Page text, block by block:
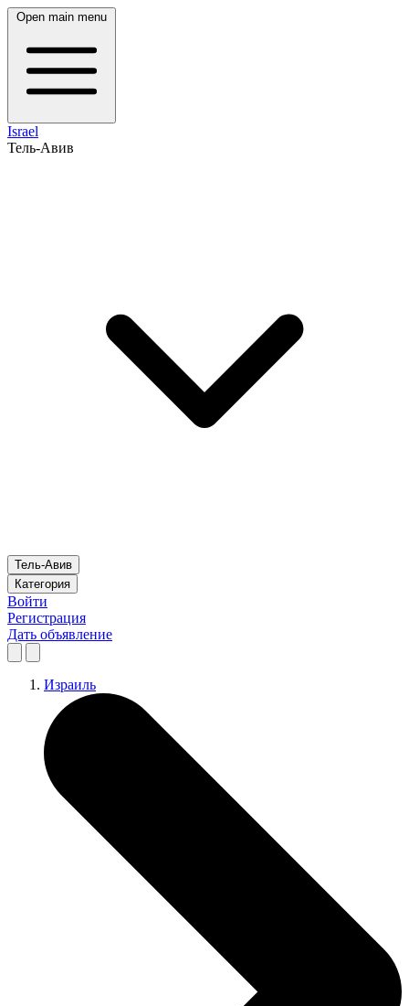
Open main menu
Israel
Тель-Авив
Тель-Авив
Категория
Войти
Регистрация
Дать объявление
Израиль